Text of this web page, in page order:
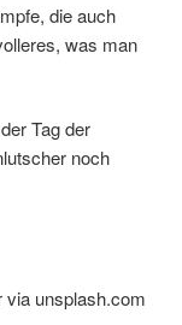
die auch
was man
Tag der
noch
via unsplash.com